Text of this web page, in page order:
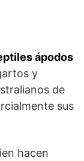
ápodos
y
de
sus
hacen